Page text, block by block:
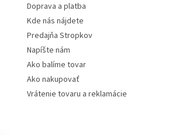
Doprava a platba
Kde nás nájdete
Predajňa Stropkov
Napíšte nám
Ako balíme tovar
Ako nakupovať
Vrátenie tovaru a reklamácie